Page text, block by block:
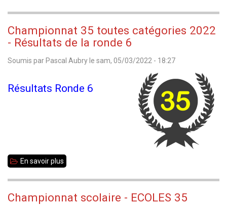
toutes
2022
Résultats
Championnat 35 toutes catégories 2022
- Résultats de la ronde 6
Soumis par Pascal Aubry le sam, 05/03/2022 - 18:27
Résultats Ronde 6
En savoir plus
toutes
Championnat scolaire - ECOLES 35